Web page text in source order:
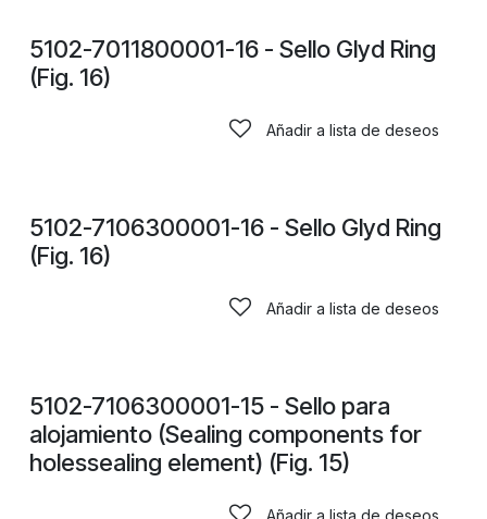
CONSULTAR PRECIOS
5102-7011800001-16 - Sello Glyd Ring
(Fig. 16)
Añadir a lista de deseos
CONSULTAR PRECIOS
5102-7106300001-16 - Sello Glyd Ring
(Fig. 16)
Añadir a lista de deseos
CONSULTAR PRECIOS
5102-7106300001-15 - Sello para
alojamiento (Sealing components for
holessealing element) (Fig. 15)
Añadir a lista de deseos